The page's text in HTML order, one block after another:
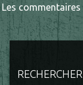
Les
RECHERCHER